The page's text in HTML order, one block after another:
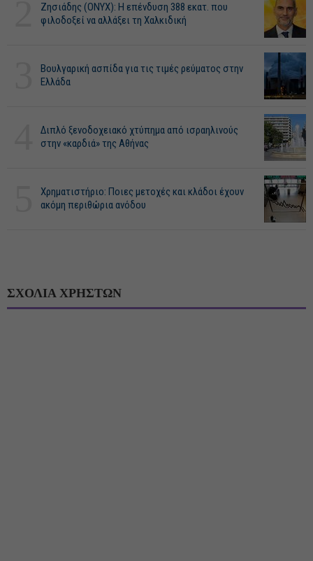
Ζησιάδης (ONYX): Η επένδυση 388 εκατ. που
φιλοδοξεί να αλλάξει τη Χαλκιδική
Βουλγαρική ασπίδα για τις τιμές ρεύματος στην
Ελλάδα
Διπλό ξενοδοχειακό χτύπημα από ισραηλινούς
στην «καρδιά» της Αθήνας
Χρηματιστήριο: Ποιες μετοχές και κλάδοι έχουν
ακόμη περιθώρια ανόδου
ΣΧΟΛΙΑ ΧΡΗΣΤΩΝ